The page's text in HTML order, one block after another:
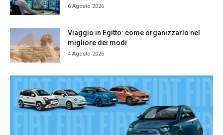
6 Agosto 2026
Viaggio in Egitto: come organizzarlo nel
migliore dei modi
4 Agosto 2026